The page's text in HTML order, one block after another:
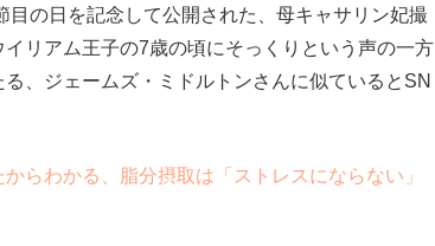
の日を記念して公開された、母キャサリン妃撮
リアム王子の7歳の頃にそっくりという声の一方
、ジェームズ・ミドルトンさんに似ているとSN
らわかる、脂分摂取は「ストレスにならない」